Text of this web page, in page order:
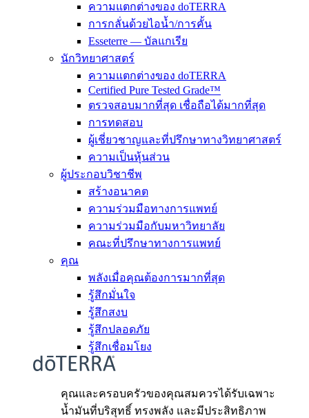
ความแตกต่างของ doTERRA
การกลั่นด้วยไอน้ำ/การคั้น
Esseterre — บัลแกเรีย
นักวิทยาศาสตร์
ความแตกต่างของ doTERRA
Certified Pure Tested Grade™
ตรวจสอบมากที่สุด เชื่อถือได้มากที่สุด
การทดสอบ
ผู้เชี่ยวชาญและที่ปรึกษาทางวิทยาศาสตร์
ความเป็นหุ้นส่วน
ผู้ประกอบวิชาชีพ
สร้างอนาคต
ความร่วมมือทางการแพทย์
ความร่วมมือกับมหาวิทยาลัย
คณะที่ปรึกษาทางการแพทย์
คุณ
พลังเมื่อคุณต้องการมากที่สุด
รู้สึกมั่นใจ
รู้สึกสงบ
รู้สึกปลอดภัย
รู้สึกเชื่อมโยง
คุณและครอบครัวของคุณสมควรได้รับเฉพาะ
น้ำมันที่บริสุทธิ์ ทรงพลัง และมีประสิทธิภาพ